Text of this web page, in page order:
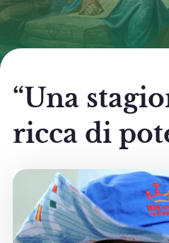
“Una
ricca di